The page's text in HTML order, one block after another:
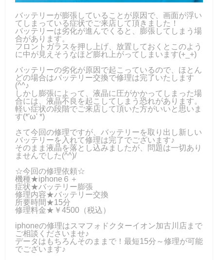
バッテリーが膨張していることが原因で、画面が浮い
てしまっている症状でご来店して頂きました！
バッテリーは劣化が進んでくると、膨張してしまう場
合があります。
フロントガラスを押し上げ、放置しておくとこのよう
に中が見えそうなほど膨れ上がってしまいます(+_+)
バッテリーの劣化が原因で起こっているので、ほとん
どの場合はバッテリー交換で修理は完了いたします
(^^♪
しかし膨張によって、液晶に圧がかかってしまった場
合には、液晶不良を起こしてしまう恐れがあります。
軽い症状の段階でご来店して頂いた方がいいと思いま
す(*'ω' *)
さて今回の修理ですが、バッテリーを取り出し新しい
バッテリーを入れて修理は完了でございます♪
そのまま液晶を落とし込みましたが、問題は一切あり
ませんでした(^^)/
☆今回の修理依頼☆
機種★iphone６＋
症状★バッテリー膨張
修理内容★バッテリー交換
所要時間★15分
修理料金★￥4500（税込）
iphoneの修理はスマフォドクターイオン加古川店まで
ご相談くださいませ♪
データはもちろんそのままで！最短15分～修理が可能
でございます♪